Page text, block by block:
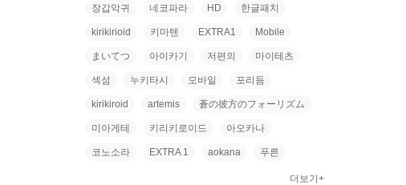
장갑악귀 네코파라 HD 한글패치
kirikirioid 키마텐 EXTRA1 Mobile
まいてつ 아이카기 저편의 마이테츠
섹섬 누키타시 모바일 포리듬
kirikiroid artemis 蒼の彼方のフォーリズム
미아게테 키리키로이드 아오카나
코노소라 EXTRA 1 aokana 푸른
더보기+